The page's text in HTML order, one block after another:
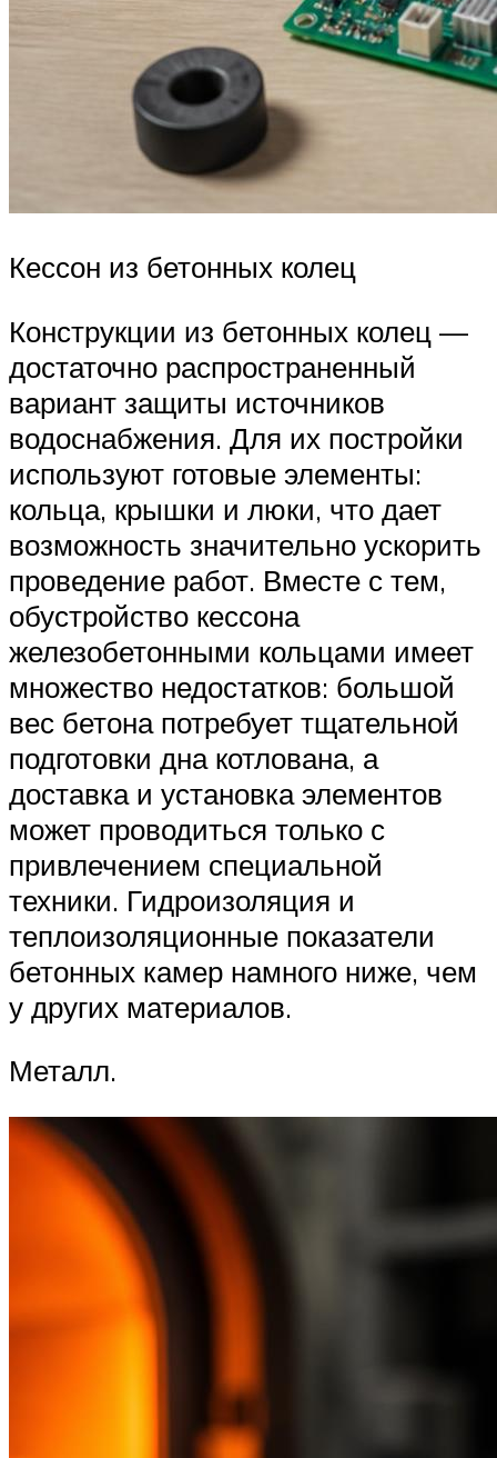
Кессон из бетонных колец
Конструкции из бетонных колец —
достаточно распространенный
вариант защиты источников
водоснабжения. Для их постройки
используют готовые элементы:
кольца, крышки и люки, что дает
возможность значительно ускорить
проведение работ. Вместе с тем,
обустройство кессона
железобетонными кольцами имеет
множество недостатков: большой
вес бетона потребует тщательной
подготовки дна котлована, а
доставка и установка элементов
может проводиться только с
привлечением специальной
техники. Гидроизоляция и
теплоизоляционные показатели
бетонных камер намного ниже, чем
у других материалов.
Металл.